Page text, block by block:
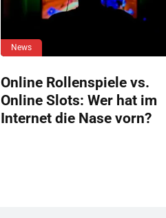
News
Online Rollenspiele vs.
Online Slots: Wer hat im
Internet die Nase vorn?